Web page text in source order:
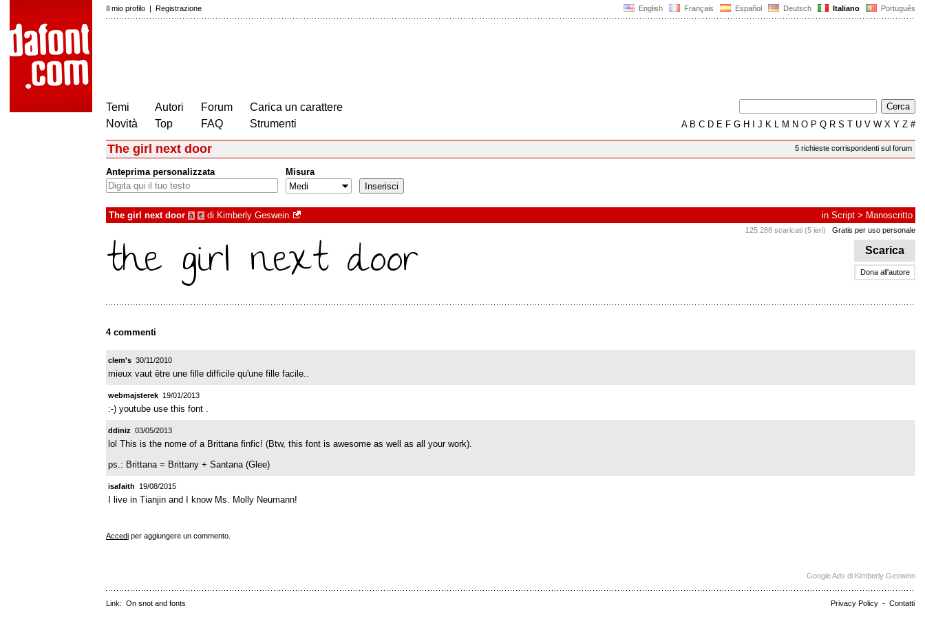
English Français Español Deutsch Italiano Português
Il mio profilo | Registrazione
Temi
Novità
Autori
Top
Forum
FAQ
Carica un carattere
Strumenti
AB C D E F G H J K L M N O P Q R S T U V W X Y Z #
5 richieste corrispondenti sul forum
The girl next door
Anteprima personalizzata Misura
The girl next door à € di Kimberly Geswein in Script > Manoscritto
125.288 scaricati (5 ieri) Gratis per uso personale
Scarica
Dona all'autore
4 commenti
clem's 30/11/2010
mieux vaut être une fille difficile qu'une fille facile..
webmajsterek 19/01/2013
:-) youtube use this font .
ddiniz 03/05/2013
lol This is the nome of a Brittana finfic! (Btw, this font is awesome as well as all your work).
ps.: Brittana = Brittany + Santana (Glee)
isafaith 19/08/2015
I live in Tianjin and I know Ms. Molly Neumann!
Accedi per aggiungere un commento.
Google Ads di Kimberly Geswein
Privacy Policy - Contatti
Link: On snot and fonts